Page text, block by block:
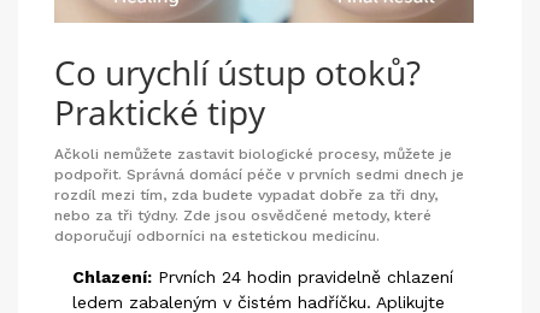
Co urychlí ústup otoků?
Praktické tipy
Ačkoli nemůžete zastavit biologické procesy, můžete je
podpořit. Správná domácí péče v prvních sedmi dnech je
rozdíl mezi tím, zda budete vypadat dobře za tři dny,
nebo za tři týdny. Zde jsou osvědčené metody, které
doporučují odborníci na estetickou medicínu.
Chlazení: Prvních 24 hodin pravidelně chlazení
ledem zabaleným v čistém hadříčku. Aplikujte